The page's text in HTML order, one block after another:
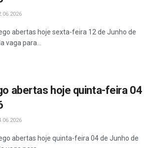
abertas hoje sexta-feira 12 de Junho de
vaga para...
abertas hoje quinta-feira 04
abertas hoje quinta-feira 04 de Junho de